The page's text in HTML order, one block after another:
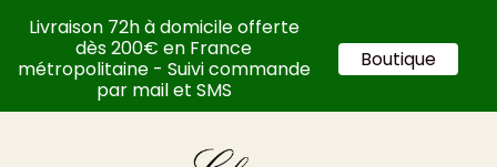
Livraison 72h à domicile offerte
dès 200€ en France
métropolitaine - Suivi commande
par mail et SMS
Boutique